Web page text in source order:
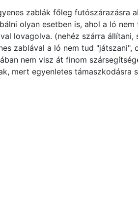
zablák főleg futószárazásra
olyan esetben is, ahol a ló
lovagolva. (nehéz szárra állítani,
zablával a ló nem tud "játszani",
nem visz át finom
mert egyenletes támaszkodásra